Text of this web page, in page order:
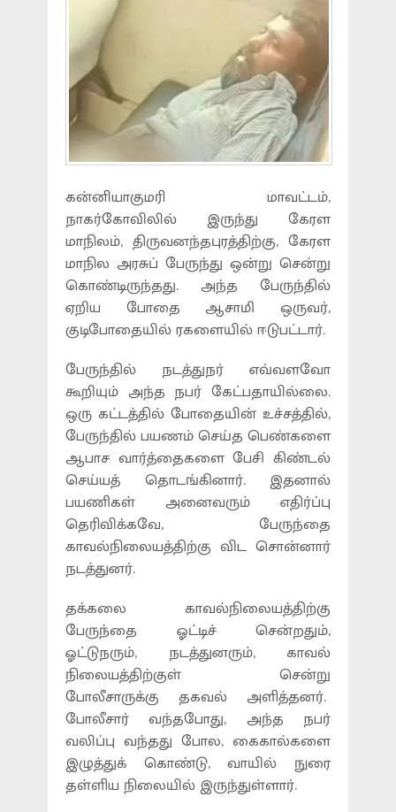
கன்னியாகுமரி மாவட்டம்,
நாகர்கோவிலில் இருந்து கேரள
மாநிலம், திருவனந்தபுரத்திற்கு, கேரள
மாநில அரசுப் பேருந்து ஒன்று சென்று
கொண்டிருந்தது. அந்த பேருந்தில்
ஏறிய போதை ஆசாமி ஒருவர்,
குடிபோதையில் ரகளையில் ஈடுபட்டார்.
பேருந்தில் நடத்துநர் எவ்வளவோ
கூறியும் அந்த நபர் கேட்பதாயில்லை.
ஒரு கட்டத்தில் போதையின் உச்சத்தில்,
பேருந்தில் பயணம் செய்த பெண்களை
ஆபாச வார்த்தைகளை பேசி கிண்டல்
செய்யத் தொடங்கினார். இதனால்
பயணிகள் அனைவரும் எதிர்ப்பு
தெரிவிக்கவே, பேருந்தை
காவல்நிலையத்திற்கு விட சொன்னார்
நடத்துனர்.
தக்கலை காவல்நிலையத்திற்கு
பேருந்தை ஓட்டிச் சென்றதும்,
ஓட்டுநரும், நடத்துனரும், காவல்
நிலையத்திற்குள் சென்று
போலீசாருக்கு தகவல் அளித்தனர்.
போலீசார் வந்தபோது, அந்த நபர்
வலிப்பு வந்தது போல, கைகால்களை
இழுத்துக் கொண்டு, வாயில் நுரை
தள்ளிய நிலையில் இருந்துள்ளார்.